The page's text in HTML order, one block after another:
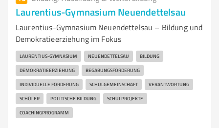
Laurentius-Gymnasium Neuendettelsau
Laurentius-Gymnasium Neuendettelsau – Bildung und
Demokratieerziehung im Fokus
LAURENTIUS-GYMNASIUM NEUENDETTELSAU BILDUNG
DEMOKRATIEERZIEHUNG BEGABUNGSFÖRDERUNG
INDIVIDUELLE FÖRDERUNG SCHULGEMEINSCHAFT VERANTWORTUNG
SCHÜLER POLITISCHE BILDUNG SCHULPROJEKTE
COACHINGPROGRAMM